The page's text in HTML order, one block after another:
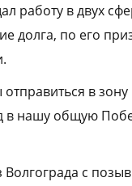
работу в двух
долга, по его
в
в нашу общую
Волгограда с